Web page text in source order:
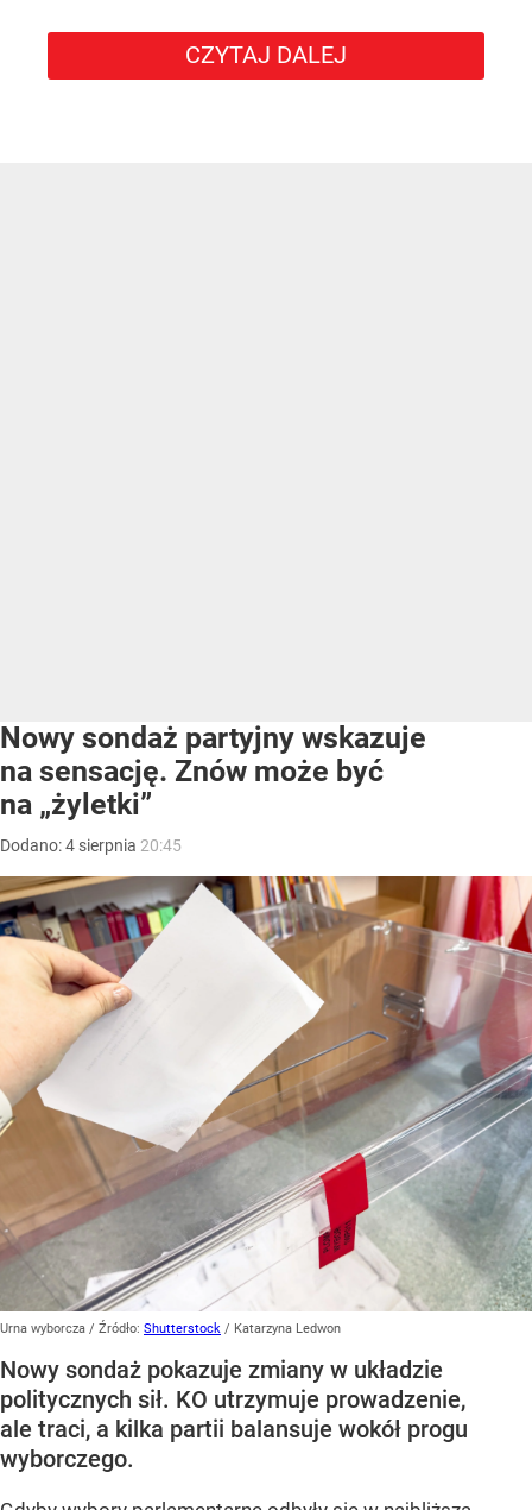
CZYTAJ DALEJ
Nowy sondaż partyjny wskazuje
na sensację. Znów może być
na „żyletki”
Dodano:4 sierpnia 20:45
Urna wyborcza / Źródło: Shutterstock / Katarzyna Ledwon
Nowy sondaż pokazuje zmiany w układzie
politycznych sił. KO utrzymuje prowadzenie,
ale traci, a kilka partii balansuje wokół progu
wyborczego.